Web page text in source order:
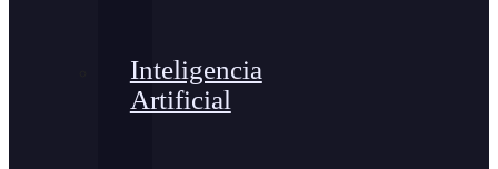
Inteligencia
Artificial